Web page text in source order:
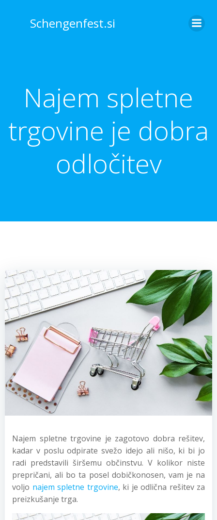
to
content
Schengenfest.si
Najem spletne
trgovine je dobra
odločitev
Najem spletne trgovine je zagotovo dobra rešitev,
kadar v poslu odpirate svežo idejo ali nišo, ki bi jo
radi predstavili širšemu občinstvu. V kolikor niste
prepričani, ali bo ta posel dobičkonosen, vam je na
voljo najem spletne trgovine, ki je odlična rešitev za
preizkušanje trga.